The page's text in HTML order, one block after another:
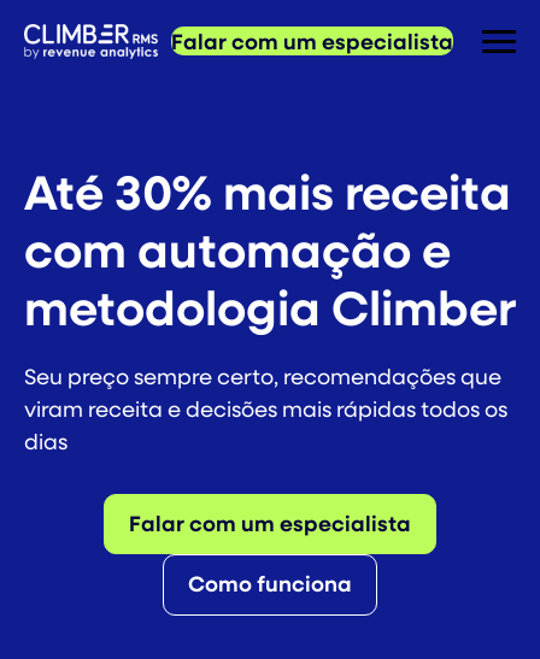
Falar com um especialista
Até 30% mais receita
com automação e
metodologia Climber
Seu preço sempre certo, recomendações que
viram receita e decisões mais rápidas todos os
dias
Falar com um especialista
Como funciona